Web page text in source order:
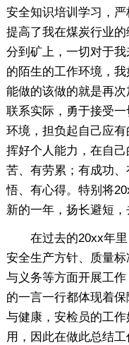
安全知识培训学习，
提高了我在煤炭行业
分到矿上，一切对于
的陌生的工作环境，
能做的该做的就是再
联系实际，勇于接受
环境，担负起自己应
挥好个人能力，在自
苦、有劳累；有成功
悟、有心得。特别将
新的一年，扬长避短，
在过去的20xx年里
安全生产方针、质量
与义务等方面开展工
的一言一行都体现着
与健康，安检员的工
用，因此在做此总结